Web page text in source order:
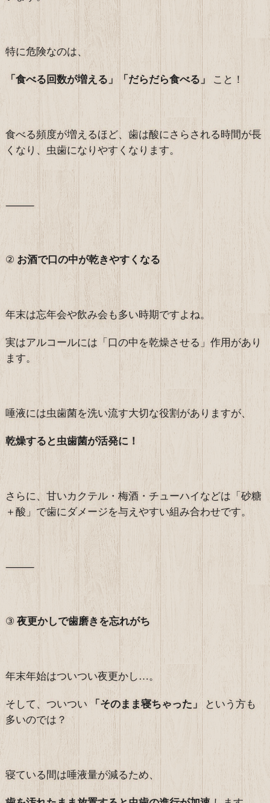
特に危険なのは、
「食べる回数が増える」「だらだら食べる」 こと！
食べる頻度が増えるほど、歯は酸にさらされる時間が長
くなり、虫歯になりやすくなります。
⸻
② お酒で口の中が乾きやすくなる
年末は忘年会や飲み会も多い時期ですよね。
実はアルコールには「口の中を乾燥させる」作用があり
ます。
唾液には虫歯菌を洗い流す大切な役割がありますが、
乾燥すると虫歯菌が活発に！
さらに、甘いカクテル・梅酒・チューハイなどは「砂糖
＋酸」で歯にダメージを与えやすい組み合わせです。
⸻
③ 夜更かしで歯磨きを忘れがち
年末年始はついつい夜更かし…。
そして、ついつい 「そのまま寝ちゃった」
という方も
多いのでは？
寝ている間は唾液量が減るため、